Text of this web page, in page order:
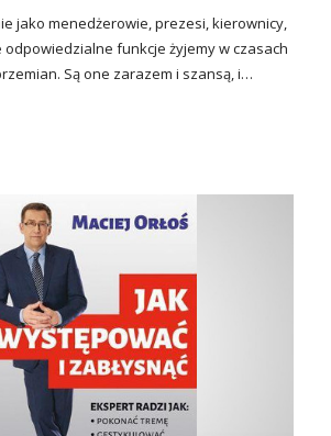
jako menedżerowie, prezesi, kierownicy,
odpowiedzialne funkcje żyjemy w czasach
Są one zarazem i szansą, i…